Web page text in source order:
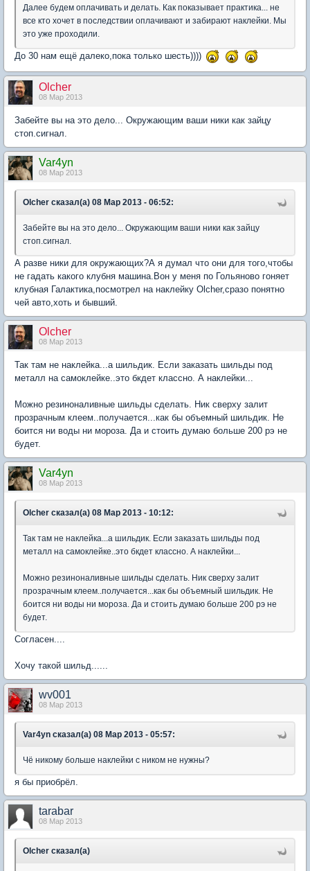
Далее будем оплачивать и делать. Как показывает практика... не
все кто хочет в последствии оплачивают и забирают наклейки. Мы
это уже проходили.
До 30 нам ещё далеко,пока только шесть))))
Olcher
08 Мар 2013
Забейте вы на это дело... Окружающим ваши ники как зайцу
стоп.сигнал.
Var4yn
08 Мар 2013
Olcher сказал(а) 08 Мар 2013 - 06:52:
Забейте вы на это дело... Окружающим ваши ники как зайцу
стоп.сигнал.
А разве ники для окружающих?А я думал что они для того,чтобы
не гадать какого клубня машина.Вон у меня по Гольяново гоняет
клубная Галактика,посмотрел на наклейку Olcher,сразо понятно
чей авто,хоть и бывший.
Olcher
08 Мар 2013
Так там не наклейка...а шильдик. Если заказать шильды под
металл на самоклейке..это бкдет классно. А наклейки...
Можно резиноналивные шильды сделать. Ник сверху залит
прозрачным клеем..получается...как бы объемный шильдик. Не
боится ни воды ни мороза. Да и стоить думаю больше 200 рэ не
будет.
Var4yn
08 Мар 2013
Olcher сказал(а) 08 Мар 2013 - 10:12:
Так там не наклейка...а шильдик. Если заказать шильды под
металл на самоклейке..это бкдет классно. А наклейки...
Можно резиноналивные шильды сделать. Ник сверху залит
прозрачным клеем..получается...как бы объемный шильдик. Не
боится ни воды ни мороза. Да и стоить думаю больше 200 рэ не
будет.
Согласен....
Хочу такой шильд......
wv001
08 Мар 2013
Var4yn сказал(а) 08 Мар 2013 - 05:57:
Чё никому больше наклейки с ником не нужны?
я бы приобрёл.
tarabar
08 Мар 2013
Olcher сказал(а)